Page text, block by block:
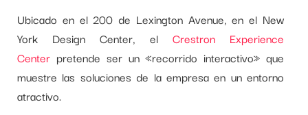
Ubicado en el 200 de Lexington Avenue, en el New
York Design Center, el Crestron Experience
Center pretende ser un «recorrido interactivo» que
muestre las soluciones de la empresa en un entorno
atractivo.